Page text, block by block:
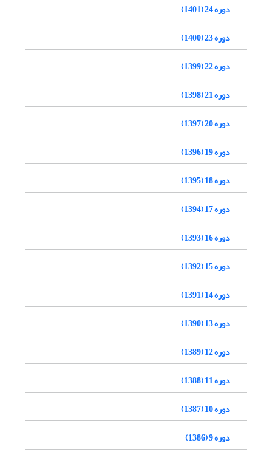
دوره 24 (1401)
دوره 23 (1400)
دوره 22 (1399)
دوره 21 (1398)
دوره 20 (1397)
دوره 19 (1396)
دوره 18 (1395)
دوره 17 (1394)
دوره 16 (1393)
دوره 15 (1392)
دوره 14 (1391)
دوره 13 (1390)
دوره 12 (1389)
دوره 11 (1388)
دوره 10 (1387)
دوره 9 (1386)